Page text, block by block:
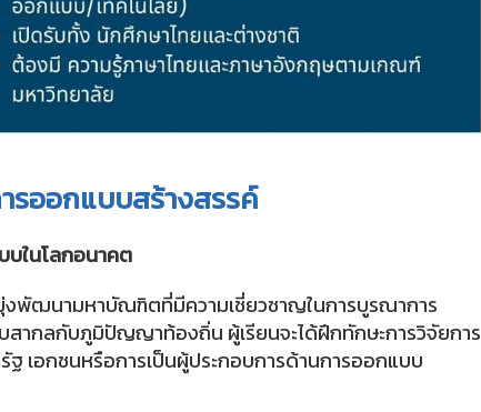
รออกแบบสร้างสรรค์
บในโลกอนาคต
พัฒนามหาบัณฑิตที่มีความเชี่ยวชาญในการบูรณาการ
สากลกับภูมิปัญญาท้องถิ่น ผู้เรียนจะได้ฝึกทักษะการวิจัยการ
เอกชนหรือการเป็นผู้ประกอบการด้านการออกแบบ